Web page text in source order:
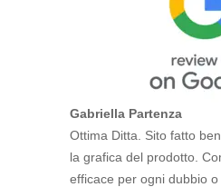
Gabriella Partenza
Ottima Ditta. Sito fatto
la grafica del prodotto.
efficace per ogni dubbio